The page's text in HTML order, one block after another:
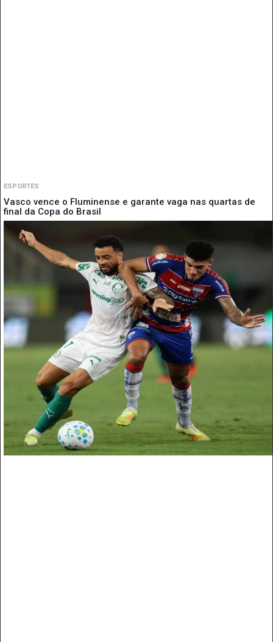
ESPORTES
Vasco vence o Fluminense e garante vaga nas quartas de
final da Copa do Brasil